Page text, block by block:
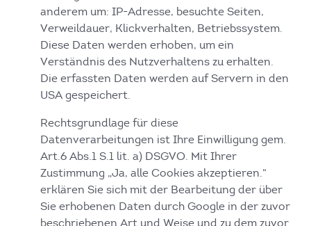
anderem um: IP-Adresse, besuchte Seiten,
Verweildauer, Klickverhalten, Betriebssystem.
Diese Daten werden erhoben, um ein
Verständnis des Nutzverhaltens zu erhalten.
Die erfassten Daten werden auf Servern in den
USA gespeichert.
Rechtsgrundlage für diese
Datenverarbeitungen ist Ihre Einwilligung gem.
Art.6 Abs.1 S.1 lit. a) DSGVO. Mit Ihrer
Zustimmung „Ja, alle Cookies akzeptieren.“
erklären Sie sich mit der Bearbeitung der über
Sie erhobenen Daten durch Google in der zuvor
beschriebenen Art und Weise und zu dem zuvor